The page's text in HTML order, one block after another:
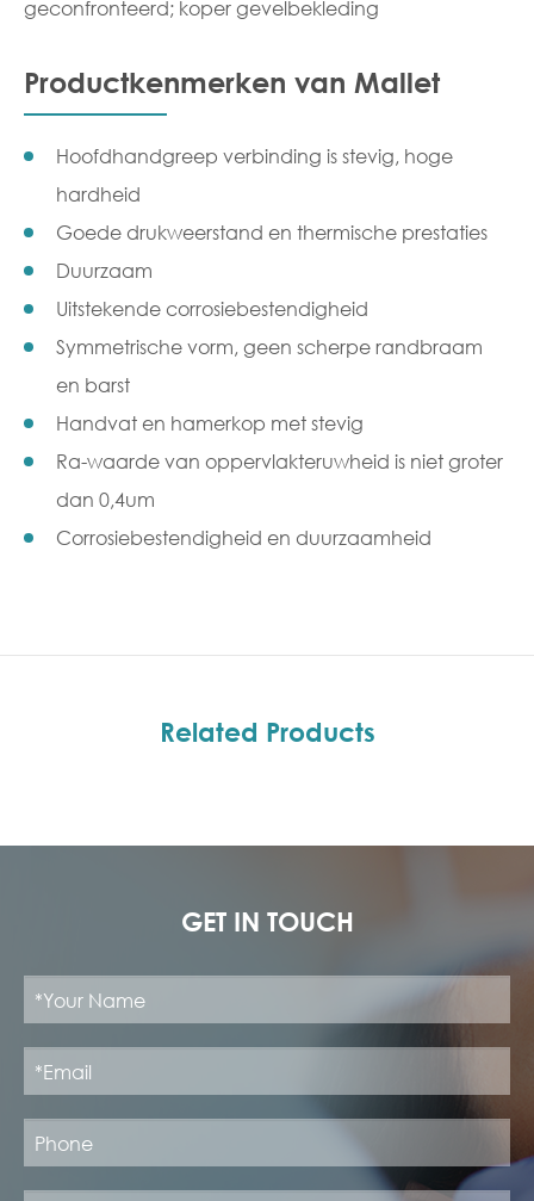
geconfronteerd; koper gevelbekleding
Productkenmerken van Mallet
Hoofdhandgreep verbinding is stevig, hoge
hardheid
Goede drukweerstand en thermische prestaties
Duurzaam
Uitstekende corrosiebestendigheid
Symmetrische vorm, geen scherpe randbraam
en barst
Handvat en hamerkop met stevig
Ra-waarde van oppervlakteruwheid is niet groter
dan 0,4um
Corrosiebestendigheid en duurzaamheid
Related Products
GET IN TOUCH